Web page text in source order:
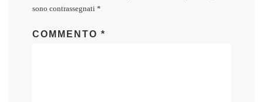
sono contrassegnati *
COMMENTO *